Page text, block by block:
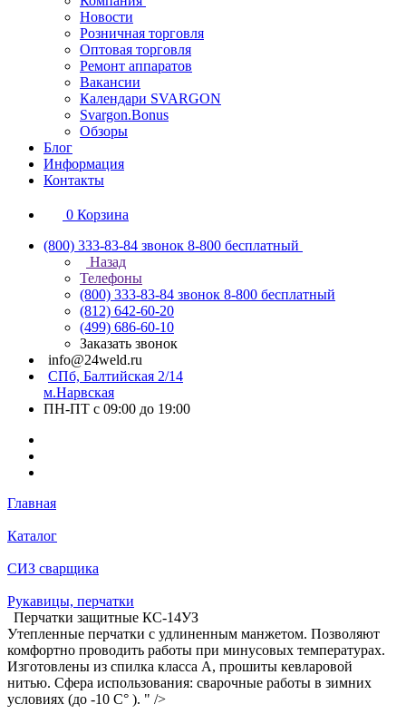
Новости
Розничная торговля
Оптовая торговля
Ремонт аппаратов
Вакансии
Календари SVARGON
Svargon.Bonus
Обзоры
Блог
Информация
Контакты
0 Корзина
(800) 333-83-84 звонок 8-800 бесплатный
Назад
Телефоны
(800) 333-83-84 звонок 8-800 бесплатный
(812) 642-60-20
(499) 686-60-10
Заказать звонок
info@24weld.ru
СПб, Балтийская 2/14
м.Нарвская
ПН-ПТ с 09:00 до 19:00
Главная
Каталог
СИЗ сварщика
Рукавицы, перчатки
Перчатки защитные КС-14УЗ
Утепленные перчатки с удлиненным манжетом. Позволяют
комфортно проводить работы при минусовых температурах.
Изготовлены из спилка класса А, прошиты кевларовой
нитью. Сфера использования: сварочные работы в зимних
условиях (до -10 С° ). " />